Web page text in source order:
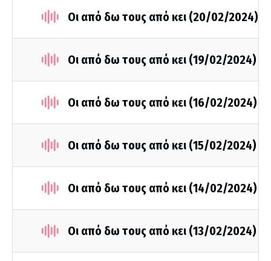
Οι από δω τους από κει (20/02/2024)
Οι από δω τους από κει (19/02/2024)
Οι από δω τους από κει (16/02/2024)
Οι από δω τους από κει (15/02/2024)
Οι από δω τους από κει (14/02/2024)
Οι από δω τους από κει (13/02/2024)